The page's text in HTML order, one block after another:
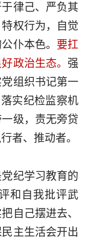
律己、严负其
权行为，自觉
仆本色。 要扛
政治生态。 强
组织书记第一
实纪检监察机
级，责无旁贷
者、推动者。
纪学习教育的
和自我批评武
自己摆进去、
主生活会开出